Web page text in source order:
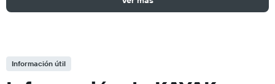
Información útil